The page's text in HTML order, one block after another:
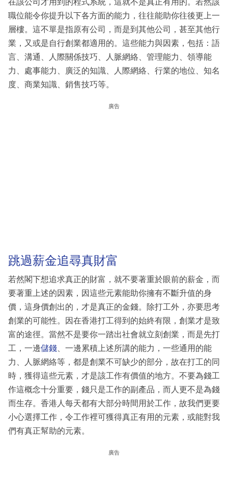
在該公司才用到的程式系統，這就不是真正有用的。若然該
職位能令你提升以下各方面的能力，往往能助你往後更上一
層樓。這不單是指原有公司，而是到其他公司，甚至其他行
業，又或是自行創業都適用的。這些能力與因素，包括：語
言、溝通、人際關係技巧、人脈網絡、管理能力、領導能
力、處事能力、廣泛的知識、人際網絡、行業的地位、知名
度、商業知識、銷售技巧等。
廣告
跳過薪金追尋真財富
若然閣下想追求真正的財富，就不要著重於眼前的薪金，而
要著重上述的因素，因這些元素能助你擁有不斷升值的身
價，這身價創出的，才是真正的金錢。除打工外，亦要思考
創業的可能性。因在香港打工得到的始終有限，創業才是致
富的途徑。當然不是要你一踏出社會就立刻創業，而是先打
工，一邊儲錢、一邊累積上述所講的能力，一些通用的能
力、人脈網絡等，都是創業不可缺少的部分，故在打工的同
時，獲得這些元素，才是該工作有價值的地方。不要為錢工
作這概念十分重要，錢只是工作的副產品，而人更不是為錢
而生存。香港人每天都有大部分時間用於工作，故我們更要
小心選擇工作，令工作裡可獲得真正有用的元素，或能對我
們有真正幫助的元素。
廣告